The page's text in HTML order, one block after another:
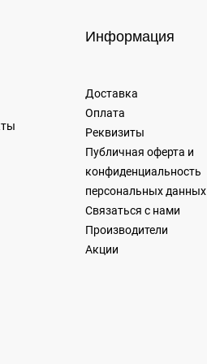
Информация
Доставка
Оплата
Реквизиты
Публичная оферта и
конфиденциальность
персональных данных
Связаться с нами
Производители
Акции